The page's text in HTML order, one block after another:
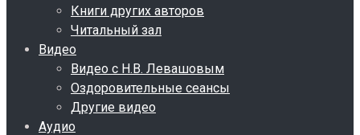
Книги других авторов
Читальный зал
Видео
Видео с Н.В. Левашовым
Оздоровительные сеансы
Другие видео
Аудио